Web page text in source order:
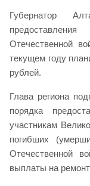
Губернатор
Отечественной
текущем году
рублей.
Глава региона
порядка
участникам
погибших
Отечественной
выплаты на